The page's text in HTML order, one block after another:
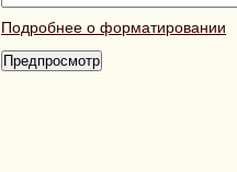
Подробнее о форматировании